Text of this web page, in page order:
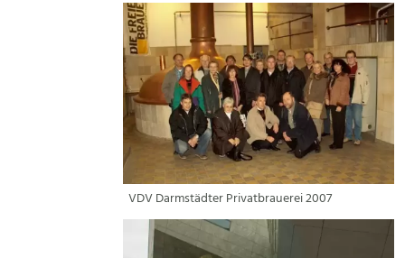
VDV Darmstädter Privatbrauerei 2007